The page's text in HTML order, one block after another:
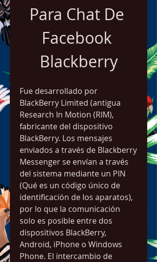
Para Chat De
Facebook
Blackberry
Fue desarrollado por
BlackBerry Limited (antigua
Research In Motion (RIM),
fabricante del dispositivo
BlackBerry. Los mensajes
enviados a través de Blackberry
Messenger se envían a través
del sistema mediante un PIN
(Qué es un código único de
identificación de los aparatos),
por lo que la comunicación
solo es posible entre dos
dispositivos BlackBerry,
Android, iPhone o Windows
Phone. El intercambio de